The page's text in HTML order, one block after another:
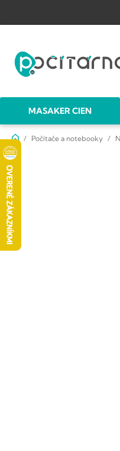
obsah
MASAKER CIEN
DomovPočítače a notebooky